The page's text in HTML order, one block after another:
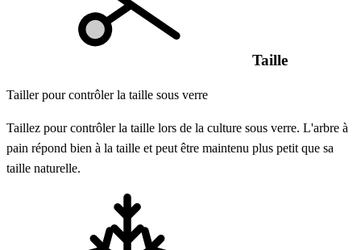
Taille
Tailler pour contrôler la taille sous verre
Taillez pour contrôler la taille lors de la culture sous verre. L'arbre à
pain répond bien à la taille et peut être maintenu plus petit que sa
taille naturelle.